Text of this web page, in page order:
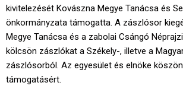
kivitelezését Kovászna Megye Tanácsa és
önkormányzata támogatta. A zászlósor
Megye Tanácsa és a zabolai Csángó
kölcsön zászlókat a Székely-, illetve a
zászlósorból. Az egyesület és elnöke
támogatásért.